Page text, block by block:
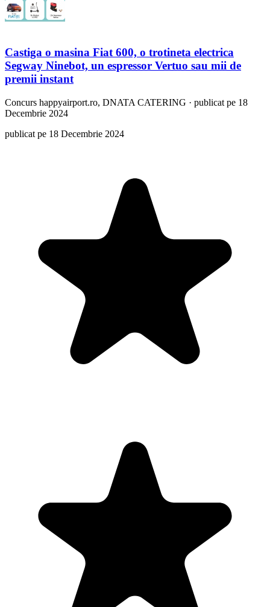
Castiga o masina Fiat 600, o trotineta electrica
Segway Ninebot, un espressor Vertuo sau mii de
premii instant
Concurs happyairport.ro, DNATA CATERING · publicat pe 18
Decembrie 2024
publicat pe 18 Decembrie 2024